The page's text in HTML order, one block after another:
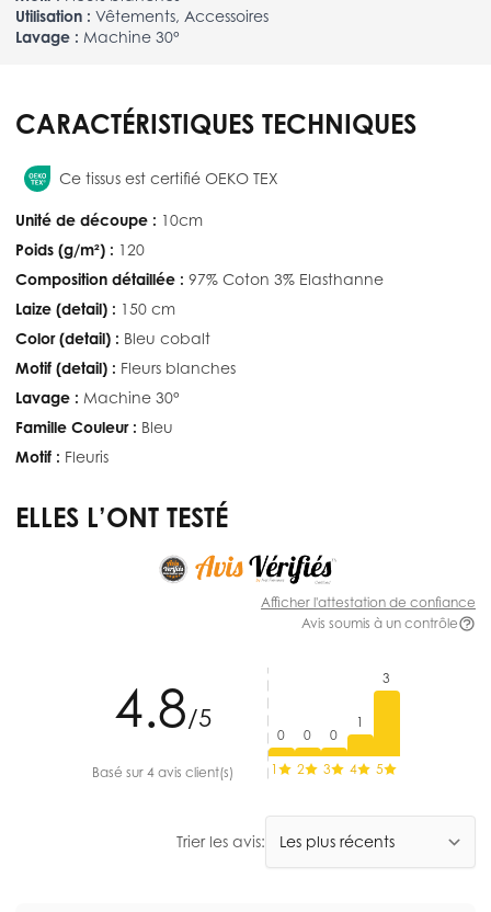
Utilisation : Vêtements, Accessoires
Lavage : Machine 30°
CARACTÉRISTIQUES TECHNIQUES
Ce tissus est certifié OEKO TEX
Unité de découpe : 10cm
Poids (g/m²) : 120
Composition détaillée : 97% Coton 3% Elasthanne
Laize (detail) : 150 cm
Color (detail) : Bleu cobalt
Motif (detail) : Fleurs blanches
Lavage : Machine 30°
Famille Couleur : Bleu
Motif : Fleuris
ELLES L’ONT TESTÉ
Afficher l'attestation de confiance
Avis soumis à un contrôle
4.8/5
Basé sur 4 avis client(s)
0
1
0
2
0
3
1
4
3
5
Trier les avis: